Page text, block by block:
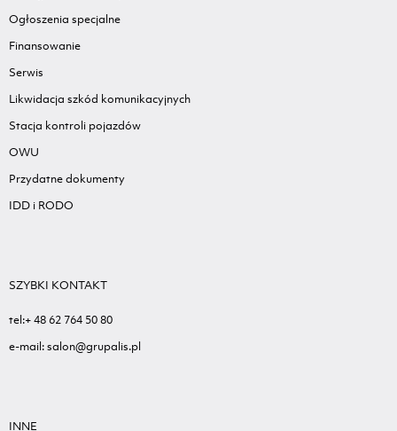
Ogłoszenia specjalne
Finansowanie
Serwis
Likwidacja szkód komunikacyjnych
Stacja kontroli pojazdów
OWU
Przydatne dokumenty
IDD i RODO
SZYBKI KONTAKT
tel:+ 48 62 764 50 80
e-mail: salon@grupalis.pl
INNE